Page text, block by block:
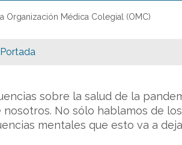
Organización Médica Colegial (OMC)
sobre la salud de la
No sólo hablamos de
mentales que esto va a